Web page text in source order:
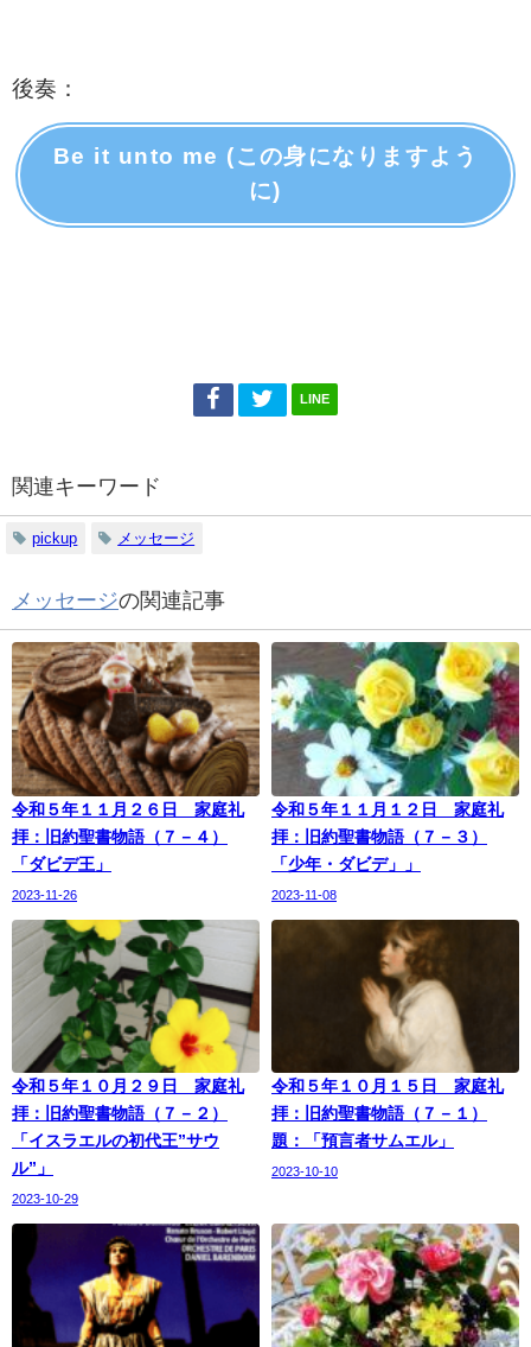
後奏：
Be it unto me (この身になりますよう
に)
LINE
関連キーワード
pickup メッセージ
メッセージの関連記事
令和５年１１月２６日 家庭礼
拝：旧約聖書物語（７－４）
「ダビデ王」
2023-11-26
令和５年１１月１２日 家庭礼
拝：旧約聖書物語（７－３）
「少年・ダビデ」」
2023-11-08
令和５年１０月２９日 家庭礼
拝：旧約聖書物語（７－２）
「イスラエルの初代王”サウ
ル”」
2023-10-29
令和５年１０月１５日 家庭礼
拝：旧約聖書物語（７－１）
題：「預言者サムエル」
2023-10-10